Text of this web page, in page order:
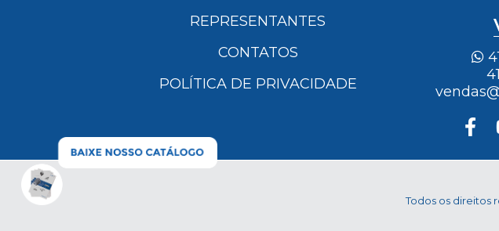
REPRESENTANTES
CONTATOS
POLÍTICA DE PRIVACIDADE
Todos os direitos